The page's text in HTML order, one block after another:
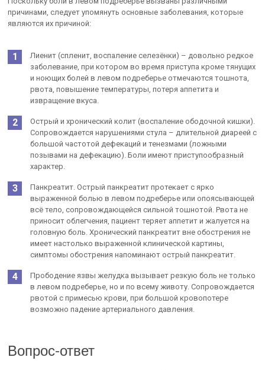
причинами, следует упомянуть основные заболевания, которые
являются их причиной:
Лиенит (спленит, воспаление селезёнки) – довольно редкое
заболевание, при котором во время приступа кроме тянущих
и ноющих болей в левом подреберье отмечаются тошнота,
рвота, повышение температуры, потеря аппетита и
извращение вкуса.
Острый и хронический колит (воспаление ободочной кишки).
Сопровождается нарушениями стула – длительной диареей с
большой частотой дефекаций и тенезмами (ложными
позывами на дефекацию). Боли имеют приступообразный
характер.
Панкреатит. Острый панкреатит протекает с ярко
выраженной болью в левом подреберье или опоясывающей
всё тело, сопровождающейся сильной тошнотой. Рвота не
приносит облегчения, пациент теряет аппетит и жалуется на
головную боль. Хронический панкреатит вне обострения не
имеет настолько выраженной клинической картины,
симптомы обострения напоминают острый панкреатит.
Прободение язвы желудка вызывает резкую боль не только
в левом подреберье, но и по всему животу. Сопровождается
рвотой с примесью крови, при большой кровопотере
возможно падение артериального давления.
Вопрос-ответ